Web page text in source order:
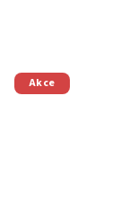
Akce